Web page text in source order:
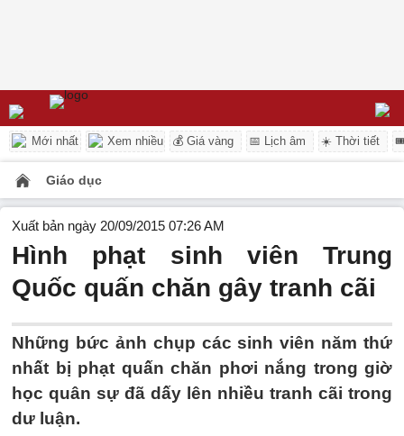
Mới nhất Xem nhiều 💰 Giá vàng 📅 Lịch âm ☀️ Thời tiết
Giáo dục
Xuất bản ngày 20/09/2015 07:26 AM
Hình phạt sinh viên Trung
Quốc quấn chăn gây tranh cãi
Những bức ảnh chụp các sinh viên năm thứ
nhất bị phạt quấn chăn phơi nắng trong giờ
học quân sự đã dấy lên nhiều tranh cãi trong
dư luận.